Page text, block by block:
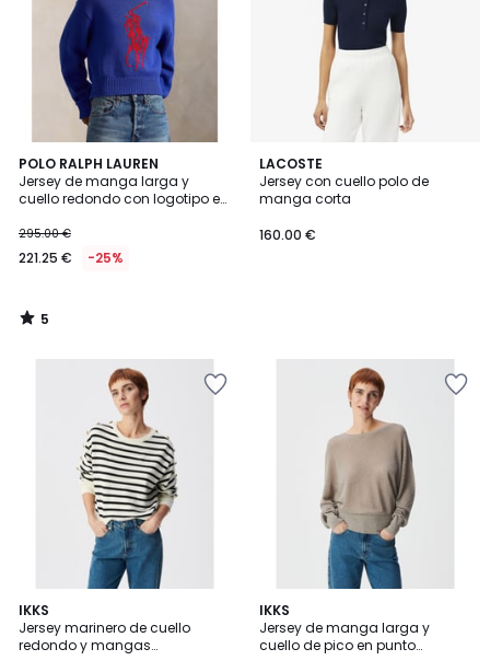
POLO RALPH LAUREN
Jersey de manga larga y
cuello redondo con logotipo en
295.00 €
221.25 € -25%
5
/
5
5
/
LACOSTE
Jersey con cuello polo de
manga corta
160.00 €
IKKS
Jersey marinero de cuello
redondo y mangas
IKKS
Jersey de manga larga y
cuello de pico en punto